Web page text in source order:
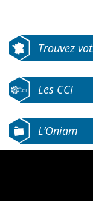
Trouvez
Les CCI
L’Oniam